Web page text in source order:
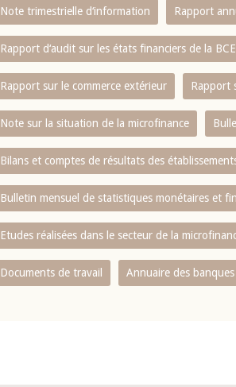
Note trimestrielle d‘information Rapport
Rapport d‘audit sur les états financiers de la
Rapport sur le commerce extérieur Rapport
Note sur la situation de la microfinance
Bilans et comptes de résultats des
Bulletin mensuel de statistiques monétaires et
Etudes réalisées dans le secteur de la
Documents de travail Annuaire des